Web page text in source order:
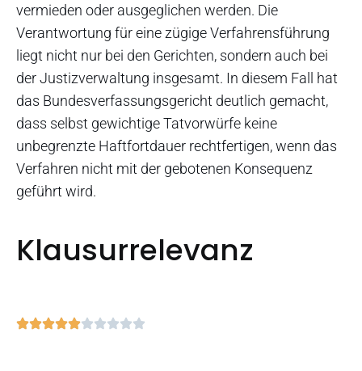
vermieden oder ausgeglichen werden. Die
Verantwortung für eine zügige Verfahrensführung
liegt nicht nur bei den Gerichten, sondern auch bei
der Justizverwaltung insgesamt. In diesem Fall hat
das Bundesverfassungsgericht deutlich gemacht,
dass selbst gewichtige Tatvorwürfe keine
unbegrenzte Haftfortdauer rechtfertigen, wenn das
Verfahren nicht mit der gebotenen Konsequenz
geführt wird.
Klausurrelevanz